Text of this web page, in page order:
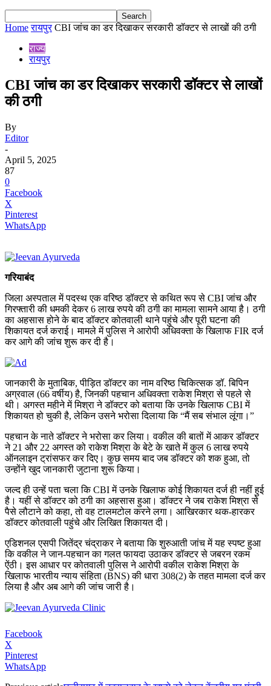
Home रायपुर CBI जांच का डर दिखाकर सरकारी डॉक्टर से लाखों की ठगी
राज्य
रायपुर
CBI जांच का डर दिखाकर सरकारी डॉक्टर से लाखों
की ठगी
By
Editor
-
April 5, 2025
87
0
Facebook
X
Pinterest
WhatsApp
गरियाबंद
जिला अस्पताल में पदस्थ एक वरिष्ठ डॉक्टर से कथित रूप से CBI जांच और
गिरफ्तारी की धमकी देकर 6 लाख रुपये की ठगी का मामला सामने आया है। ठगी
का अहसास होने के बाद डॉक्टर कोतवाली थाने पहुंचे और पूरी घटना की
शिकायत दर्ज कराई। मामले में पुलिस ने आरोपी अधिवक्ता के खिलाफ FIR दर्ज
कर आगे की जांच शुरू कर दी है।
जानकारी के मुताबिक, पीड़ित डॉक्टर का नाम वरिष्ठ चिकित्सक डॉ. बिपिन
अग्रवाल (66 वर्षीय) है, जिनकी पहचान अधिवक्ता राकेश मिश्रा से पहले से
थी। अगस्त महीने में मिश्रा ने डॉक्टर को बताया कि उनके खिलाफ CBI में
शिकायत हो चुकी है, लेकिन उसने भरोसा दिलाया कि “मैं सब संभाल लूंगा।”
पहचान के नाते डॉक्टर ने भरोसा कर लिया। वकील की बातों में आकर डॉक्टर
ने 21 और 22 अगस्त को राकेश मिश्रा के बेटे के खाते में कुल 6 लाख रुपये
ऑनलाइन ट्रांसफर कर दिए। कुछ समय बाद जब डॉक्टर को शक हुआ, तो
उन्होंने खुद जानकारी जुटाना शुरू किया।
जल्द ही उन्हें पता चला कि CBI में उनके खिलाफ कोई शिकायत दर्ज ही नहीं हुई
है। यहीं से डॉक्टर को ठगी का अहसास हुआ। डॉक्टर ने जब राकेश मिश्रा से
पैसे लौटाने को कहा, तो वह टालमटोल करने लगा। आखिरकार थक-हारकर
डॉक्टर कोतवाली पहुंचे और लिखित शिकायत दी।
एडिशनल एसपी जितेंद्र चंद्राकर ने बताया कि शुरुआती जांच में यह स्पष्ट हुआ
कि वकील ने जान-पहचान का गलत फायदा उठाकर डॉक्टर से जबरन रकम
ऐंठी। इस आधार पर कोतवाली पुलिस ने आरोपी वकील राकेश मिश्रा के
खिलाफ भारतीय न्याय संहिता (BNS) की धारा 308(2) के तहत मामला दर्ज कर
लिया है और अब आगे की जांच जारी है।
Facebook
X
Pinterest
WhatsApp